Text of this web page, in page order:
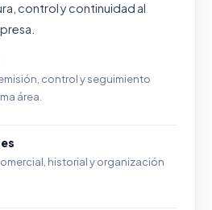
control y continuidad al
control y seguimiento
área.
historial y organización